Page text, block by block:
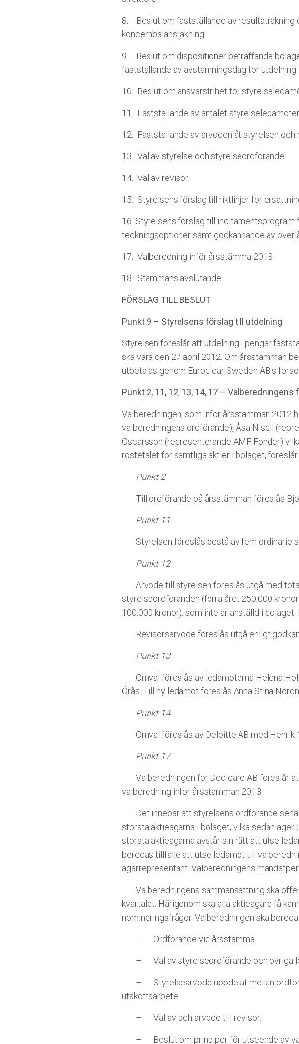
8. Beslut om fastställande av resultaträkning
koncernbalansräkning
9. Beslut om dispositioner beträffande
fastställande av avstämningsdag för utdelning
10. Beslut om ansvarsfrihet för
11. Fastställande av antalet styrelseledamöter
12. Fastställande av arvoden åt styrelsen och
13. Val av styrelse och styrelseordförande
14. Val av revisor
15. Styrelsens förslag till riktlinjer för
16. Styrelsens förslag till
teckningsoptioner samt godkännande av
17. Valberedning inför årsstämma 2013
18. Stämmans avslutande
FÖRSLAG TILL BESLUT
Punkt 9 – Styrelsens förslag till utdelning
Styrelsen föreslår att utdelning i pengar
ska vara den 27 april 2012. Om årsstämman
utbetalas genom Euroclear Sweden AB:s
Punkt 2, 11, 12, 13, 14, 17 – Valberedningens
Valberedningen, som inför årsstämman 2012
valberedningens ordförande), Åsa Nisell
Oscarsson (representerande AMF Fonder)
röstetalet för samtliga aktier i bolaget, föreslår
Punkt 2
Till ordförande på årsstämman föreslås
Punkt 11
Styrelsen föreslås bestå av fem ordinarie
Punkt 12
Arvode till styrelsen föreslås utgå med
styrelseordföranden (förra året 250.000
100.000 kronor), som inte är anställd i
Revisorsarvode föreslås utgå enligt
Punkt 13
Omval föreslås av ledamöterna Helena
Örås. Till ny ledamot föreslås Anna Stina
Punkt 14
Omval föreslås av Deloitte AB med Henrik
Punkt 17
Valberedningen för Dedicare AB föreslår
valberedning inför årsstämman 2013.
Det innebär att styrelsens ordförande
största aktieägarna i bolaget, vilka sedan
största aktieägarna avstår sin rätt att utse
beredas tillfälle att utse ledamot till
ägarrepresentant. Valbered­ningens
Valberedningens sammansättning ska
kvartalet. Härigenom ska alla aktieägare få
nomineringsfrågor. Valberedningen ska
– Ordförande vid årsstämma.
– Val av styrelseordförande och övriga
– Styrelsearvode uppdelat mellan
utskottsarbete.
– Val av och arvode till revisor.
– Beslut om principer för utseende av